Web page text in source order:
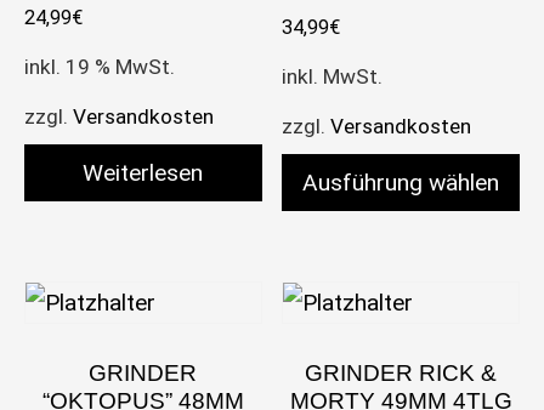
24,99€
inkl. 19 % MwSt.
zzgl. Versandkosten
Weiterlesen
34,99€
inkl. MwSt.
zzgl.Versandkosten
Ausführung wählen
GRINDER
“OKTOPUS” 48MM
GRINDER RICK &
MORTY 49MM 4TLG